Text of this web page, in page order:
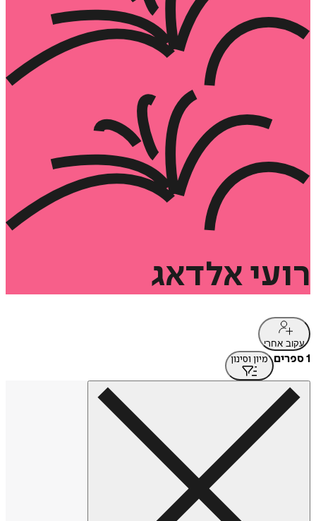
רועי אלדאג
עקוב אחרי
1 ספרים מיון וסינון